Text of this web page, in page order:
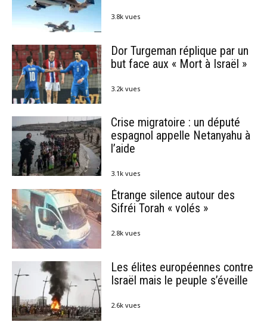
3.8k vues
Dor Turgeman réplique par un
but face aux « Mort à Israël »
3.2k vues
Crise migratoire : un député
espagnol appelle Netanyahu à
l’aide
3.1k vues
Étrange silence autour des
Sifréi Torah « volés »
2.8k vues
Les élites européennes contre
Israël mais le peuple s’éveille
2.6k vues